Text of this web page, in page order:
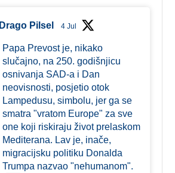
Drago Pilsel 4 Jul
Papa Prevost je, nikako
slučajno, na 250. godišnjicu
osnivanja SAD-a i Dan
neovisnosti, posjetio otok
Lampedusu, simbolu, jer ga se
smatra "vratom Europe" za sve
one koji riskiraju život prelaskom
Mediterana. Lav je, inače,
migracijsku politiku Donalda
Trumpa nazvao "nehumanom".